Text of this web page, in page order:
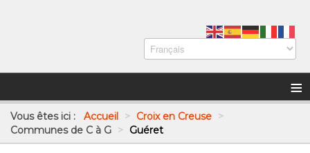
≡
Vous êtes ici : Accueil > Croix en Creuse >
Communes de C à G > Guéret